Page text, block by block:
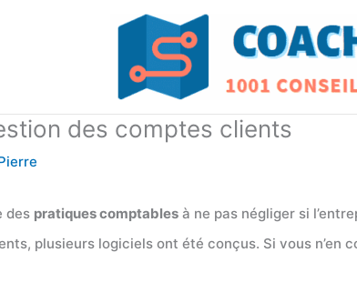
des comptes clients
des pratiques comptables à ne pas négliger si
plusieurs logiciels ont été conçus. Si vous